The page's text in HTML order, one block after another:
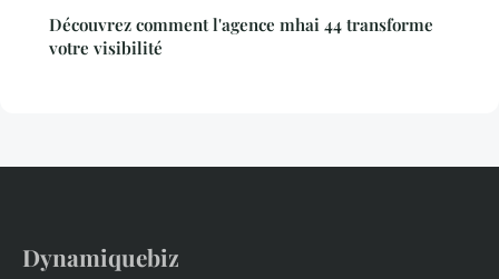
Découvrez comment l'agence mhai 44 transforme
votre visibilité
Dynamiquebiz